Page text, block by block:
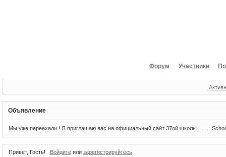
Форум Участники
Объявление
Мы уже переехали ! Я приглашаю вас на официальный сайт 37ой школы.........
Привет, Гость! Войдитеили зарегистрируйтесь.